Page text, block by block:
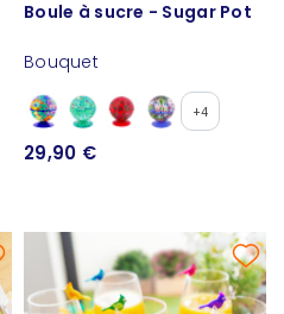
Boule à sucre - Sugar Pot
Bouquet
+4
29,90 €